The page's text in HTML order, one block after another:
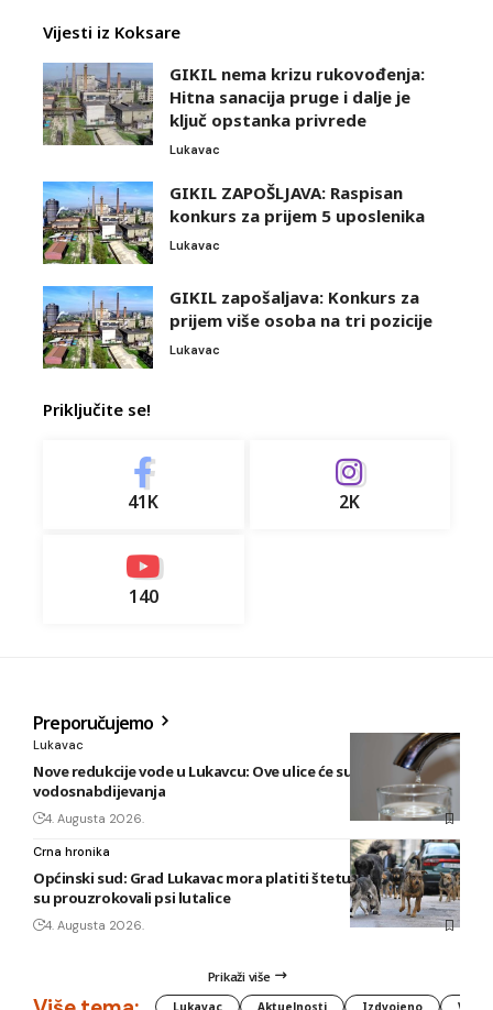
Vijesti iz Koksare
GIKIL nema krizu rukovođenja:
Hitna sanacija pruge i dalje je
ključ opstanka privrede
Lukavac
GIKIL ZAPOŠLJAVA: Raspisan
konkurs za prijem 5 uposlenika
Lukavac
GIKIL zapošaljava: Konkurs za
prijem više osoba na tri pozicije
Lukavac
Priključite se!
41K 2K
140
Preporučujemo
Lukavac
Nove redukcije vode u Lukavcu: Ove ulice će sutra biti bez
vodosnabdijevanja
4. Augusta 2026.
Crna hronika
Općinski sud: Grad Lukavac mora platiti štetu na vozilu koju
su prouzrokovali psi lutalice
4. Augusta 2026.
Prikaži više